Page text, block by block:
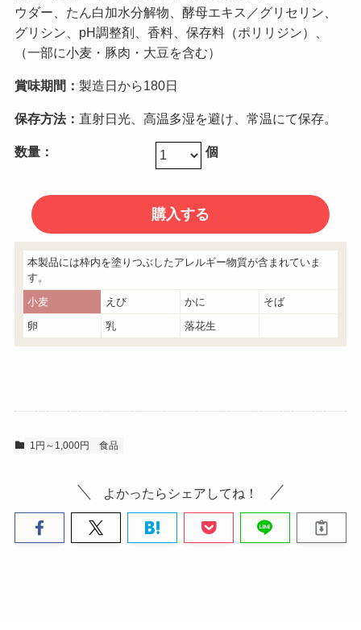
ウダー、たん白加水分解物、酵母エキス／グリセリン、
グリシン、pH調整剤、香料、保存料（ポリリジン）、
（一部に小麦・豚肉・大豆を含む）
賞味期間： 製造日から180日
保存方法： 直射日光、高温多湿を避け、常温にて保存。
数量： 個
本製品には枠内を塗りつぶしたアレルギー物質が含まれていま
す。
小麦
えび かに
そば
卵
乳 落花生
1円～1,000円 食品
よかったらシェアしてね！